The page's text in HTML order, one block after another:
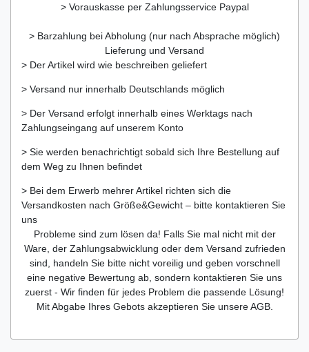
> Vorauskasse per Zahlungsservice Paypal
> Barzahlung bei Abholung (nur nach Absprache möglich)
Lieferung und Versand
> Der Artikel wird wie beschreiben geliefert
> Versand nur innerhalb Deutschlands möglich
> Der Versand erfolgt innerhalb eines Werktags nach
Zahlungseingang auf unserem Konto
> Sie werden benachrichtigt sobald sich Ihre Bestellung auf
dem Weg zu Ihnen befindet
> Bei dem Erwerb mehrer Artikel richten sich die
Versandkosten nach Größe&Gewicht – bitte kontaktieren Sie
uns
Probleme sind zum lösen da! Falls Sie mal nicht mit der
Ware, der Zahlungsabwicklung oder dem Versand zufrieden
sind, handeln Sie bitte nicht voreilig und geben vorschnell
eine negative Bewertung ab, sondern kontaktieren Sie uns
zuerst - Wir finden für jedes Problem die passende Lösung!
Mit Abgabe Ihres Gebots akzeptieren Sie unsere AGB.